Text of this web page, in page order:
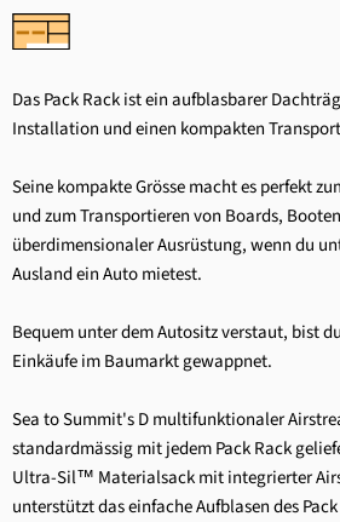
Das Pack Rack ist ein aufblasbarer
Installation und einen kompakten
Seine kompakte Grösse macht es perfekt
und zum Transportieren von Boards,
überdimensionaler Ausrüstung, wenn du
Ausland ein Auto mietest.
Bequem unter dem Autositz verstaut, bist
Einkäufe im Baumarkt gewappnet.
Sea to Summit's D multifunktionaler
standardmässig mit jedem Pack Rack
Ultra-Sil™ Materialsack mit integrierter
unterstützt das einfache Aufblasen des